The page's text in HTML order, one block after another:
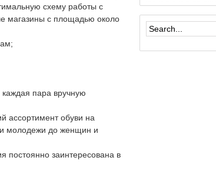
схему работы с
магазины с площадью около
пара вручную
обуви на
молодежи до женщин и
постоянно заинтересована в
Форма поиска